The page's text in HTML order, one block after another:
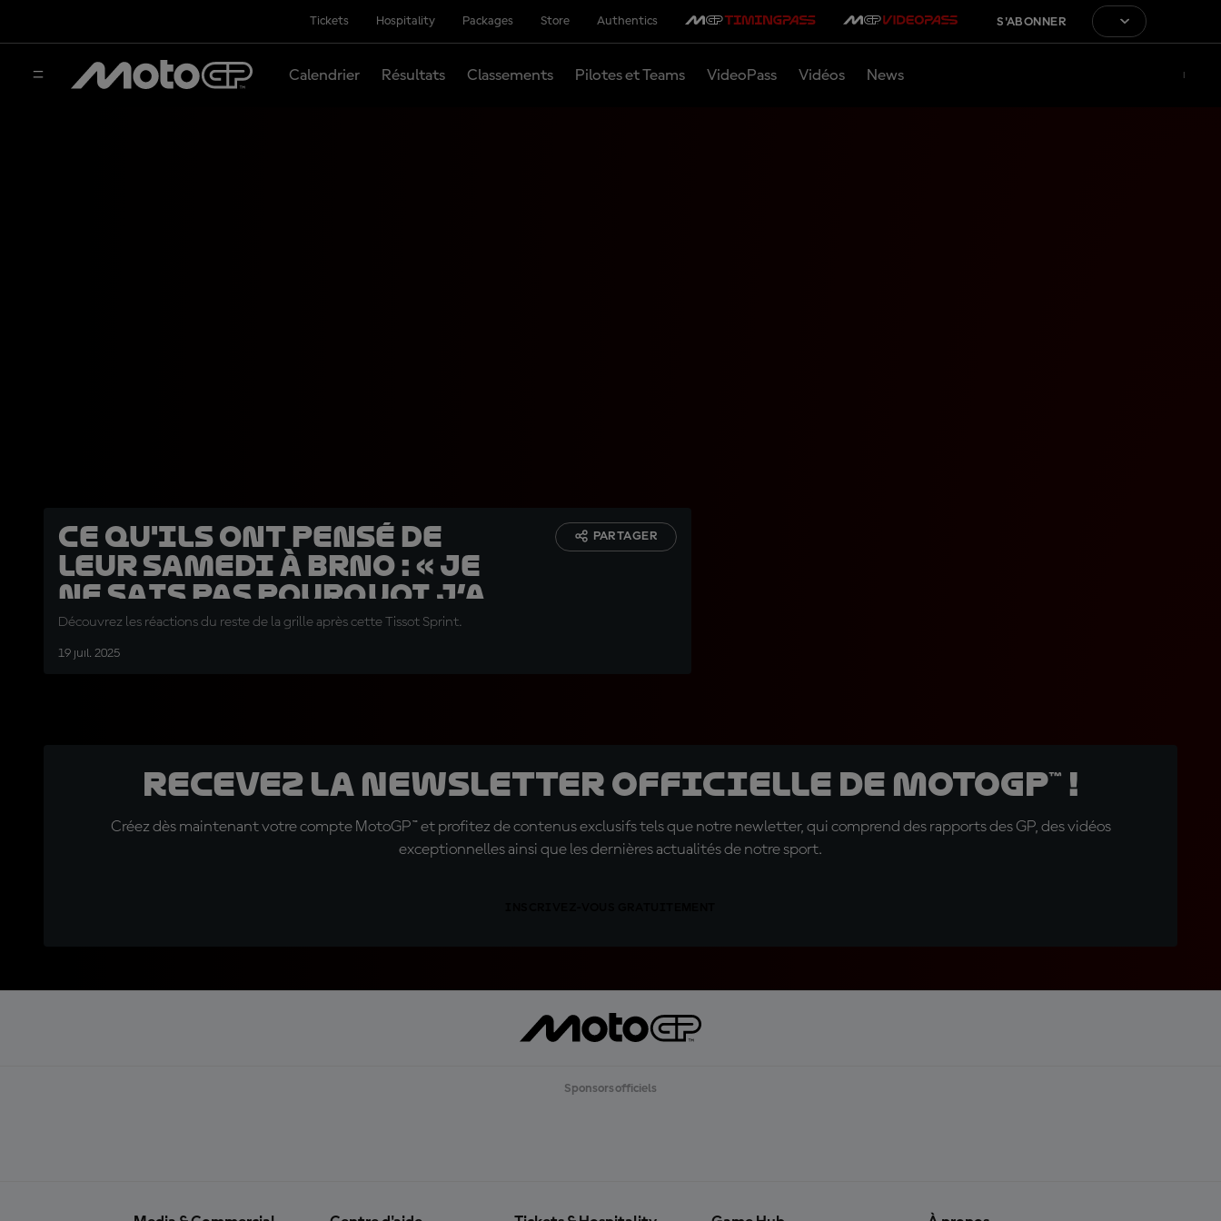
Tickets Hospitality Packages Store Authentics S'ABONNER
Calendrier Résultats Classements Pilotes et Teams VideoPass Vidéos News
Ce qu'ils ont pensé de
leur samedi à Brno : « Je
ne sais pas pourquoi j’ai
patiné au départ »
Découvrez les réactions du reste de la grille après cette Tissot Sprint.
19 juil. 2025
PARTAGER
Recevez la Newsletter officielle de MotoGP™ !
Créez dès maintenant votre compte MotoGP™ et profitez de contenus exclusifs tels que notre newletter, qui comprend des rapports des GP, des vidéos
exceptionnelles ainsi que les dernières actualités de notre sport.
Sponsors officiels